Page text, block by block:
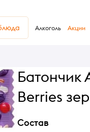
Алкоголь Акции
Батончик
Berries
Состав